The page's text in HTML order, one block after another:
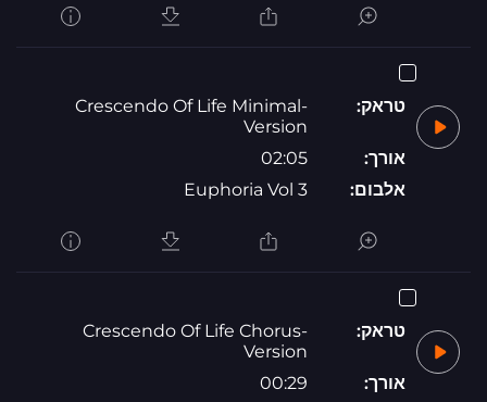
טראק:
Crescendo Of Life Minimal-
Version
אורך:
02:05
אלבום:
Euphoria Vol 3
טראק:
Crescendo Of Life Chorus-
Version
אורך:
00:29